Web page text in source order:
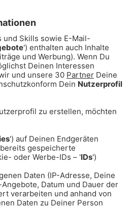
Alle Infos & Spiele